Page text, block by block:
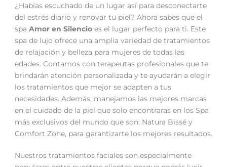
¿Habías escuchado de un lugar así para desconectarte
del estrés diario y renovar tu piel? Ahora sabes que el
spa Amor en Silencio es el lugar perfecto para ti. Este
spa de lujo ofrece una amplia variedad de tratamientos
de relajación y belleza para mujeres de todas las
edades. Contamos con terapeutas profesionales que te
brindarán atención personalizada y te ayudarán a elegir
los tratamientos que mejor se adapten a tus
necesidades. Además, manejamos las mejores marcas
en el cuidado de la piel que solo encontraras en los Spa
más exclusivos del mundo que son: Natura Bissé y
Comfort Zone, para garantizarte los mejores resultados.
Nuestros tratamientos faciales son especialmente